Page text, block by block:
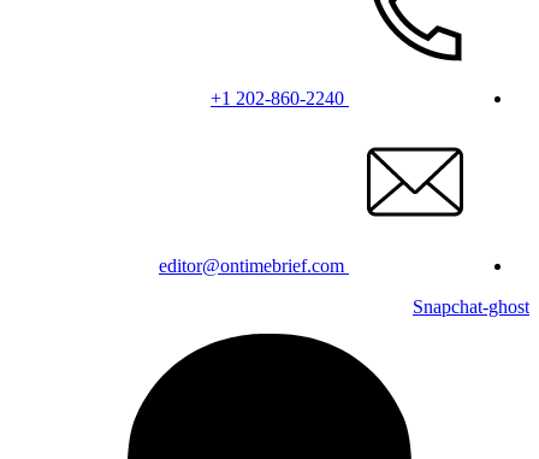
+1 202-860-2240
editor@ontimebrief.com
Snapchat-ghost